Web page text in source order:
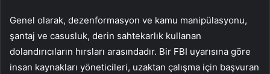
Genel olarak, dezenformasyon ve kamu manipülasyonu,
şantaj ve casusluk, derin sahtekarlık kullanan
dolandırıcıların hırsları arasındadır. Bir FBI uyarısına göre
insan kaynakları yöneticileri, uzaktan çalışma için başvuran